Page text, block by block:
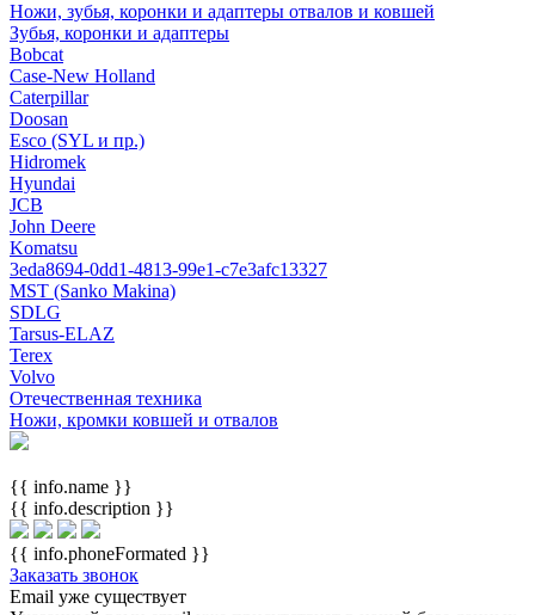
Ножи, зубья, коронки и адаптеры отвалов и ковшей
Зубья, коронки и адаптеры
Bobcat
Case-New Holland
Caterpillar
Doosan
Esco (SYL и пр.)
Hidromek
Hyundai
JCB
John Deere
Komatsu
3eda8694-0dd1-4813-99e1-c7e3afc13327
MST (Sanko Makina)
SDLG
Tarsus-ELAZ
Terex
Volvo
Отечественная техника
Ножи, кромки ковшей и отвалов
{{ info.name }}
{{ info.description }}
{{ info.phoneFormated }}
Заказать звонок
Email уже существует